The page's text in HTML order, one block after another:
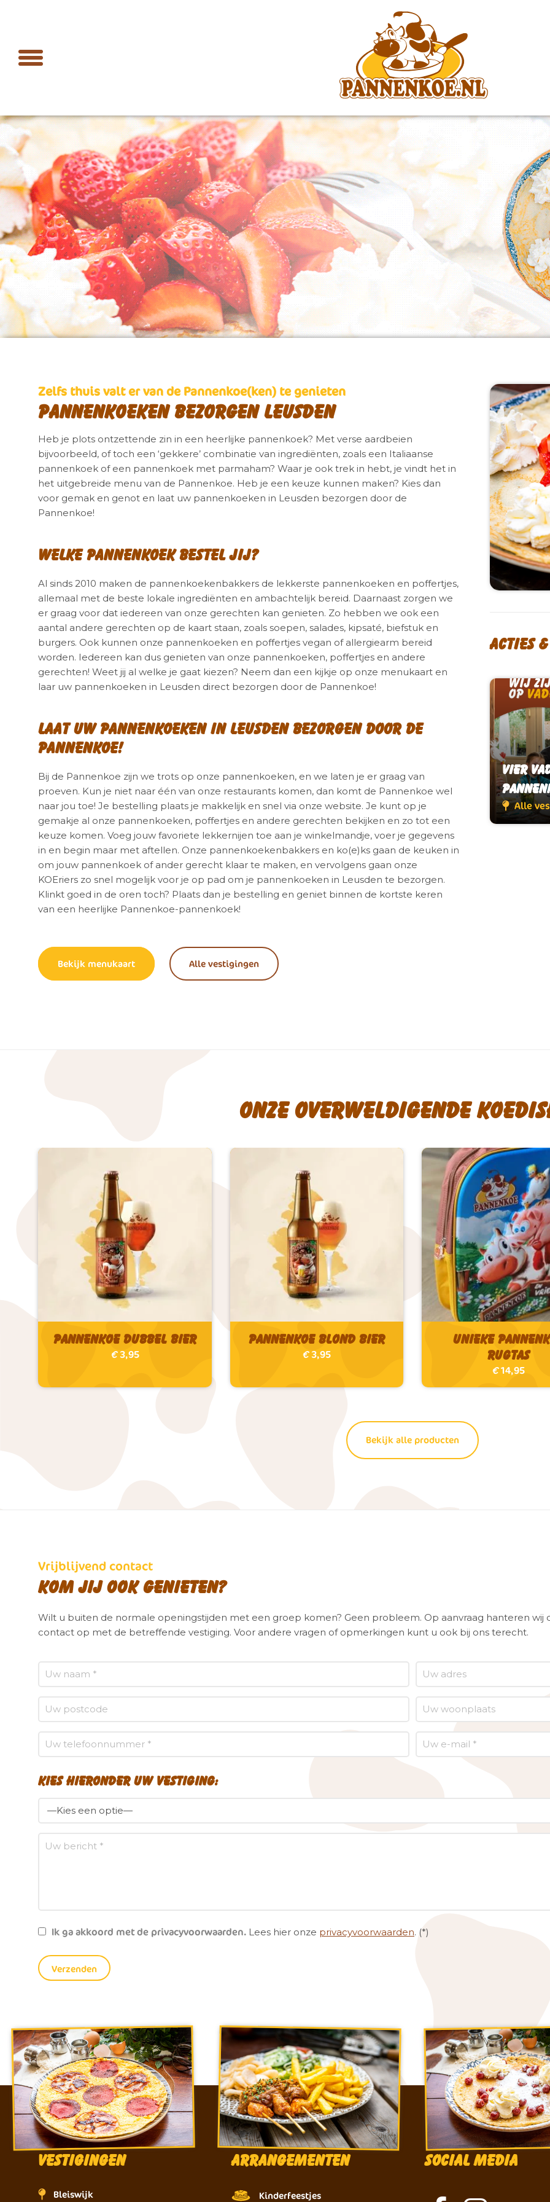
Zelfs thuis valt er van de Pannenkoe(ken) te genieten
Pannenkoeken bezorgen Leusden
Heb je plots ontzettende zin in een heerlijke pannenkoek? Met verse aardbeien
bijvoorbeeld, of toch een ‘gekkere’ combinatie van ingrediënten, zoals een Italiaanse
pannenkoek of een pannenkoek met parmaham? Waar je ook trek in hebt, je vindt het in
het uitgebreide menu van de Pannenkoe. Heb je een keuze kunnen maken? Kies dan
voor gemak en genot en laat uw pannenkoeken in Leusden bezorgen door de
Pannenkoe!
Welke pannenkoek bestel jij?
Al sinds 2010 maken de pannenkoekenbakkers de lekkerste pannenkoeken en poffertjes,
allemaal met de beste lokale ingrediënten en ambachtelijk bereid. Daarnaast zorgen we
er graag voor dat iedereen van onze gerechten kan genieten. Zo hebben we ook een
aantal andere gerechten op de kaart staan, zoals soepen, salades, kipsaté, biefstuk en
burgers. Ook kunnen onze pannenkoeken en poffertjes vegan of allergiearm bereid
worden. Iedereen kan dus genieten van onze pannenkoeken, poffertjes en andere
gerechten! Weet jij al welke je gaat kiezen? Neem dan een kijkje op onze menukaart en
laar uw pannenkoeken in Leusden direct bezorgen door de Pannenkoe!
Laat uw pannenkoeken in Leusden bezorgen door de
Pannenkoe!
Bij de Pannenkoe zijn we trots op onze pannenkoeken, en we laten je er graag van
proeven. Kun je niet naar één van onze restaurants komen, dan komt de Pannenkoe wel
naar jou toe! Je bestelling plaats je makkelijk en snel via onze website. Je kunt op je
gemakje al onze pannenkoeken, poffertjes en andere gerechten bekijken en zo tot een
keuze komen. Voeg jouw favoriete lekkernijen toe aan je winkelmandje, voer je gegevens
in en begin maar met aftellen. Onze pannenkoekenbakkers en ko(e)ks gaan de keuken in
om jouw pannenkoek of ander gerecht klaar te maken, en vervolgens gaan onze
KOEriers zo snel mogelijk voor je op pad om je pannenkoeken in Leusden te bezorgen.
Klinkt goed in de oren toch? Plaats dan je bestelling en geniet binnen de kortste keren
van een heerlijke Pannenkoe-pannenkoek!
Bekijk menukaart Alle vestigingen
Acties
Vier
Alle
Vier
Alle
Onze overweldigende
Pannenkoe Dubbel bier
€3,95
Pannenkoe Blond bier
€3,95
Unieke
Rugtas
€14,95
Bekijk alle producten
Vrijblijvend contact
Kom jij ook genieten?
Wilt u buiten de normale openingstijden met een groep komen? Geen probleem. Op aanvraag hanteren
contact op met de betreffende vestiging. Voor andere vragen of opmerkingen kunt u ook bij ons terecht.
Kies hieronder uw vestiging:
Ik ga akkoord met de privacyvoorwaarden. Lees hier onze privacyvoorwaarden. (*)
Vestigingen
Bleiswijk
Arrangementen
Kinderfeestjes
Social Media